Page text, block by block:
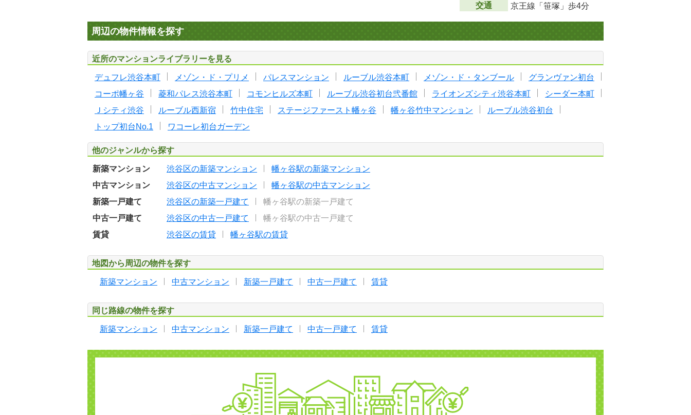
交通
京王線「笹塚」歩4分
周辺の物件情報を探す
近所のマンションライブラリーを見る
デュフレ渋谷本町 メゾン・ド・プリメ パレスマンション ルーブル渋谷本町 メゾン・ド・タンブール
グランヴァン初台
コーポ幡ヶ谷
菱和パレス渋谷本町 コモンヒルズ本町 ルーブル渋谷初台弐番館 ライオンズシティ渋谷本町
シーダー本町
Ｊシティ渋谷
ルーブル西新宿 竹中住宅 ステージファースト幡ヶ谷 幡ヶ谷竹中マンション
ルーブル渋谷初台
トップ初台No.1
ワコーレ初台ガーデン
他のジャンルから探す
新築マンション 渋谷区の新築マンション
幡ヶ谷駅の新築マンション
中古マンション
渋谷区の中古マンション
幡ヶ谷駅の中古マンション
新築一戸建て
渋谷区の新築一戸建て
幡ヶ谷駅の新築一戸建て
中古一戸建て
渋谷区の中古一戸建て
幡ヶ谷駅の中古一戸建て
賃貸
渋谷区の賃貸 幡ヶ谷駅の賃貸
地図から周辺の物件を探す
新築マンション 中古マンション 新築一戸建て 中古一戸建て 賃貸
同じ路線の物件を探す
新築マンション 中古マンション 新築一戸建て 中古一戸建て 賃貸